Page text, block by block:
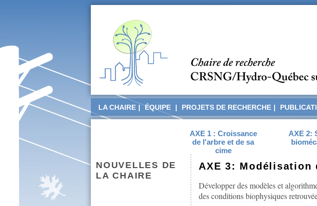
LA CHAIRE | ÉQUIPE | PROJETS DE RECHERCHE |
AXE 1 : Croissance
de l'arbre et de sa
cime
AXE 2:
NOUVELLES DE
LA CHAIRE
AXE 3: Modélisation
Développer des modèles et
des conditions biophysiques